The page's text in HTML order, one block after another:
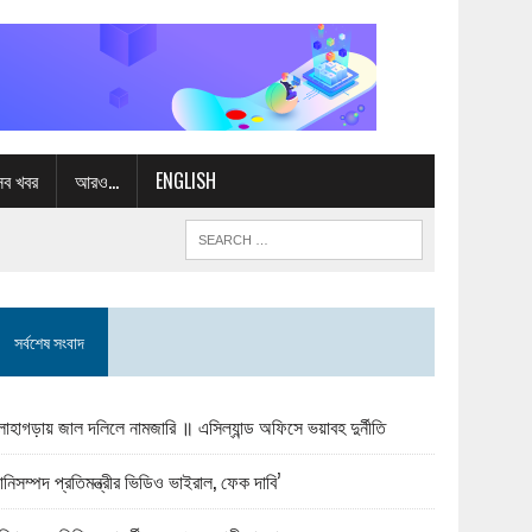
খবর আরও… ENGLISH
সর্বশেষ সংবাদ
জাল দলিলে নামজারি ॥ এসিল্যান্ড অফিসে ভয়াবহ দুর্নীতি
প্রতিমন্ত্রীর ভিডিও ভাইরাল, ফেক দাবি’